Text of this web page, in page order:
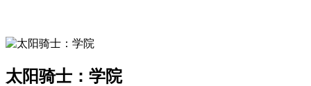
太阳骑士：学院